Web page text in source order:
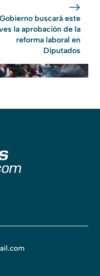
buscará este
la aprobación de la
reforma laboral en
Diputados